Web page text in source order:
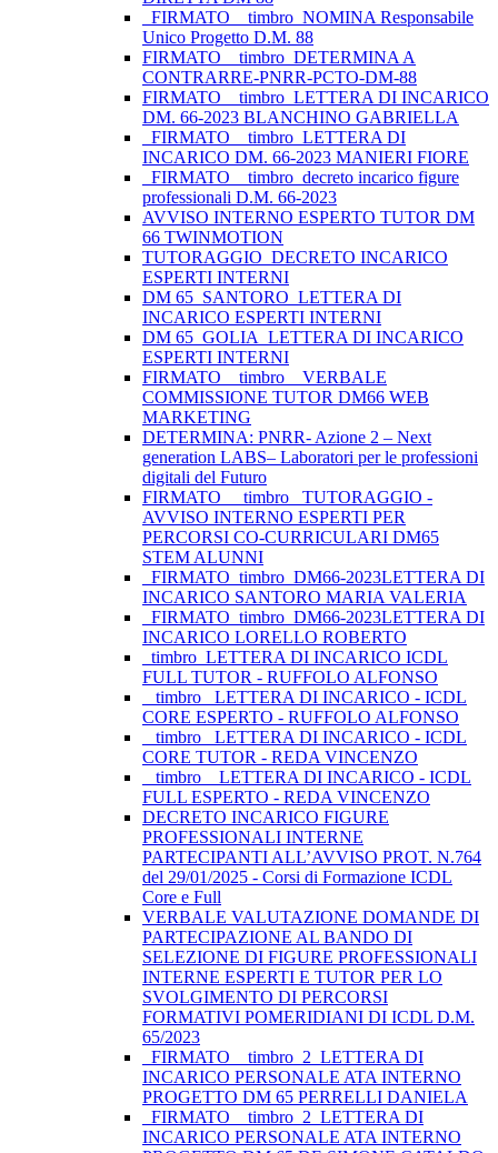
_FIRMATO__timbro_NOMINA Responsabile
Unico Progetto D.M. 88
FIRMATO__timbro_DETERMINA A
CONTRARRE-PNRR-PCTO-DM-88
FIRMATO__timbro_LETTERA DI INCARICO
DM. 66-2023 BLANCHINO GABRIELLA
_FIRMATO__timbro_LETTERA DI
INCARICO DM. 66-2023 MANIERI FIORE
_FIRMATO__timbro_decreto incarico figure
professionali D.M. 66-2023
AVVISO INTERNO ESPERTO TUTOR DM
66 TWINMOTION
TUTORAGGIO_DECRETO INCARICO
ESPERTI INTERNI
DM 65_SANTORO_LETTERA DI
INCARICO ESPERTI INTERNI
DM 65_GOLIA_LETTERA DI INCARICO
ESPERTI INTERNI
FIRMATO _ timbro _ VERBALE
COMMISSIONE TUTOR DM66 WEB
MARKETING
DETERMINA: PNRR- Azione 2 – Next
generation LABS– Laboratori per le professioni
digitali del Futuro
FIRMATO__ timbro _TUTORAGGIO -
AVVISO INTERNO ESPERTI PER
PERCORSI CO-CURRICULARI DM65
STEM ALUNNI
_FIRMATO_timbro_DM66-2023LETTERA DI
INCARICO SANTORO MARIA VALERIA
_FIRMATO_timbro_DM66-2023LETTERA DI
INCARICO LORELLO ROBERTO
_timbro_LETTERA DI INCARICO ICDL
FULL TUTOR - RUFFOLO ALFONSO
_ timbro _LETTERA DI INCARICO - ICDL
CORE ESPERTO - RUFFOLO ALFONSO
_ timbro _LETTERA DI INCARICO - ICDL
CORE TUTOR - REDA VINCENZO
_ timbro _ LETTERA DI INCARICO - ICDL
FULL ESPERTO - REDA VINCENZO
DECRETO INCARICO FIGURE
PROFESSIONALI INTERNE
PARTECIPANTI ALL’AVVISO PROT. N.764
del 29/01/2025 - Corsi di Formazione ICDL
Core e Full
VERBALE VALUTAZIONE DOMANDE DI
PARTECIPAZIONE AL BANDO DI
SELEZIONE DI FIGURE PROFESSIONALI
INTERNE ESPERTI E TUTOR PER LO
SVOLGIMENTO DI PERCORSI
FORMATIVI POMERIDIANI DI ICDL D.M.
65/2023
_FIRMATO__timbro_2_LETTERA DI
INCARICO PERSONALE ATA INTERNO
PROGETTO DM 65 PERRELLI DANIELA
_FIRMATO__timbro_2_LETTERA DI
INCARICO PERSONALE ATA INTERNO